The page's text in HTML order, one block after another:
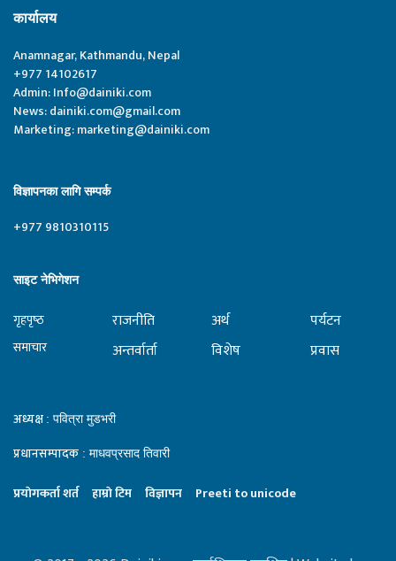
कार्यालय
Anamnagar, Kathmandu, Nepal
+977 14102617
Admin:Info@dainiki.com
News:dainiki.com@gmail.com
Marketing:marketing@dainiki.com
विज्ञापनका लागि सम्पर्क
+977 9810310115
साइट नेभिगेशन
गृहपृष्‍ठ
समाचार
राजनीति
अन्तर्वार्ता
अर्थ
विशेष
पर्यटन
प्रवास
अध्यक्ष : पवित्रा मुडभरी
प्रधानसम्पादक : माधवप्रसाद तिवारी
प्रयाेगकर्ता शर्त हाम्राे टिम विज्ञापन Preeti to unicode